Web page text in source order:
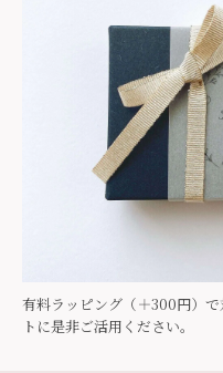
有料ラッピング（＋300円）
トに是非ご活用ください。